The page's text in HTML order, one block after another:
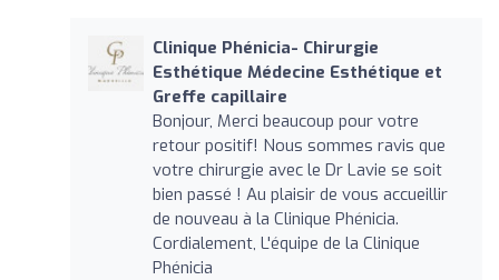
Clinique Phénicia- Chirurgie
Esthétique Médecine Esthétique et
Greffe capillaire
Bonjour, Merci beaucoup pour votre
retour positif! Nous sommes ravis que
votre chirurgie avec le Dr Lavie se soit
bien passé ! Au plaisir de vous accueillir
de nouveau à la Clinique Phénicia.
Cordialement, L'équipe de la Clinique
Phénicia